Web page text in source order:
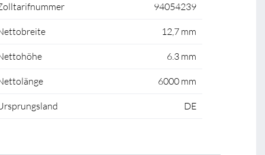
94054239
12,7 mm
6.3 mm
6000 mm
DE